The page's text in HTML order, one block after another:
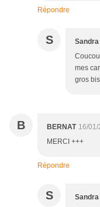
Répondre
S Sandra
mes
gros
B BERNAT 16/
MERCI +++
Répondre
S Sandra